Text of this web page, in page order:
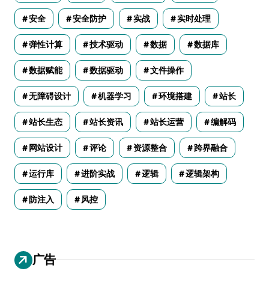
安全 安全防护 实战 实时处理
弹性计算 技术驱动 数据 数据库
数据赋能 数据驱动 文件操作
无障碍设计 机器学习 环境搭建 站长
站长生态 站长资讯 站长运营 编解码
网站设计 评论 资源整合 跨界融合
运行库 进阶实战 逻辑 逻辑架构
防注入 风控
广告